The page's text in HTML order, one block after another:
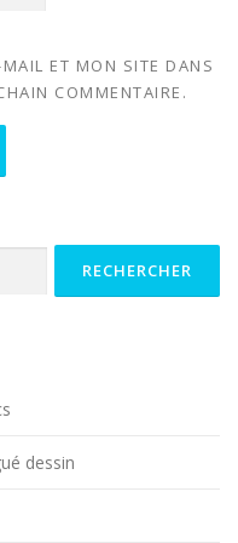
ET MON SITE DANS
COMMENTAIRE.
dessin